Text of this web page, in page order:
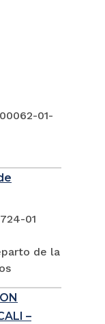
01-
01
de la
–